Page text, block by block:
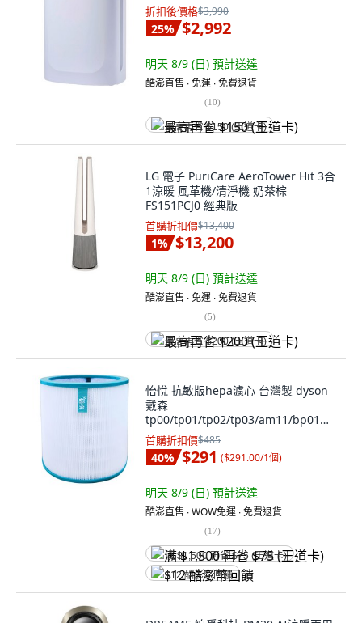
折扣後價格$3,990
25% $2,992
明天 8/9 (日) 預計送達
酷澎直售 ∙ 免運 ∙ 免費退貨
(10)
最高再省 $150 (王道卡)
LG 電子 PuriCare AeroTower Hit 3合
1涼暖 風革機/清淨機 奶茶棕
FS151PCJ0 經典版
首購折扣價$13,400
1% $13,200
明天 8/9 (日) 預計送達
酷澎直售 ∙ 免運 ∙ 免費退貨
(5)
最高再省 $200 (王道卡)
怡悅 抗敏版hepa濾心 台灣製 dyson
戴森
tp00/tp01/tp02/tp03/am11/bp01適
用, TP00 TP01 TP02 TP03 AM11
BP01, 1個
首購折扣價$485
40% $291 ($291.00/1個)
明天 8/9 (日) 預計送達
酷澎直售 ∙ WOW免運 ∙ 免費退貨
(17)
满 $1,500 再省 $75 (王道卡)
$12 酷澎幣回饋